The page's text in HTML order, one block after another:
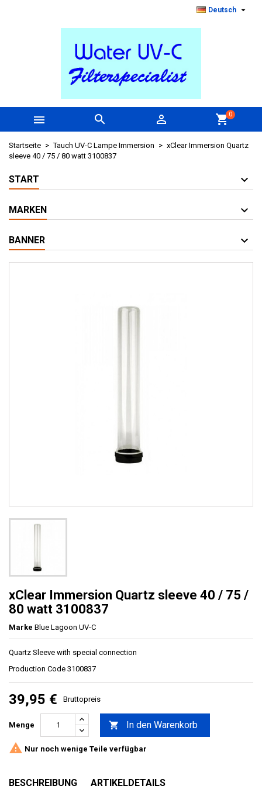
Deutsch 
   shopping_cart0
Startseite Tauch UV-C Lampe Immersion
xClear Immersion Quartz
sleeve 40 / 75 / 80 watt 3100837
START
MARKEN
BANNER
xClear Immersion Quartz sleeve 40 / 75 /
80 watt 3100837
Marke Blue Lagoon UV-C
Quartz Sleeve with special connection
Production Code 3100837
39,95 € Bruttopreis
Menge  In den Warenkorb
 Nur noch wenige Teile verfügbar
BESCHREIBUNG ARTIKELDETAILS